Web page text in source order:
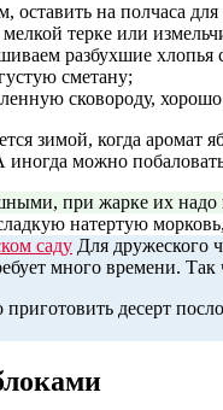
оставить на полчаса для
терке или
разбухшие
сметану;
сковороду,
зимой, когда аромат
иногда можно
при жарке их
натертую
Для дружеского
много времени.
десерт